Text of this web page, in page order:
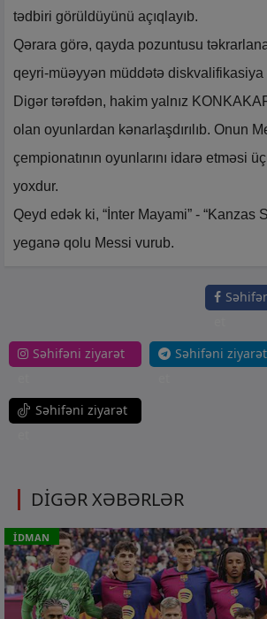
tədbiri görüldüyünü açıqlayıb.
Qərara görə, qayda pozuntusu
qeyri-müəyyən müddətə diskvalifikasiya
Digər tərəfdən, hakim yalnız
olan oyunlardan kənarlaşdırılıb. Onun
çempionatının oyunlarını idarə etməsi
yoxdur.
Qeyd edək ki, “İnter Mayami” - “Kanzas
yeganə qolu Messi vurub.
Səhifəni ziyarət
Səhifəni ziyarət
Səhifəni ziyarət
DİGƏR XƏBƏRLƏR
İDMAN